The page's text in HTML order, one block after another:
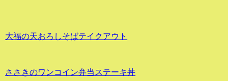
大福の天おろしそばテイクアウト
ささきのワンコイン弁当ステーキ丼